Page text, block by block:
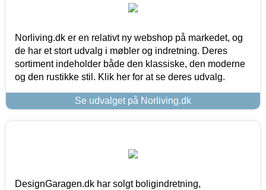
Norliving.dk er en relativt ny webshop på markedet, og
de har et stort udvalg i møbler og indretning. Deres
sortiment indeholder både den klassiske, den moderne
og den rustikke stil. Klik her for at se deres udvalg.
Se udvalget på Norliving.dk
DesignGaragen.dk har solgt boligindretning,